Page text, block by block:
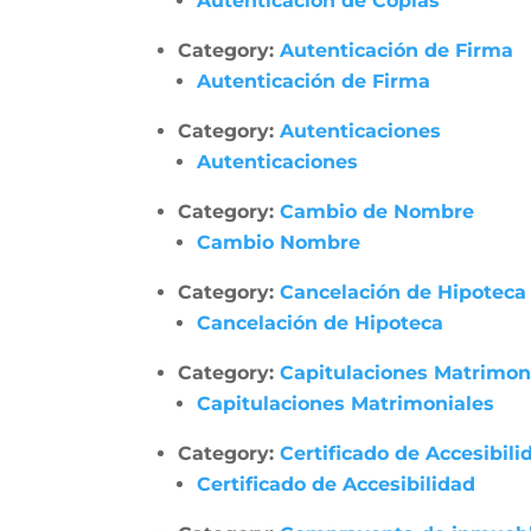
Category:Autenticación de Firma
Autenticación de Firma
Category:Autenticaciones
Autenticaciones
Category:Cambio de Nombre
Cambio Nombre
Category:Cancelación de Hipoteca
Cancelación de Hipoteca
Category:Capitulaciones
Capitulaciones Matrimoniales
Category:Certificado de
Certificado de Accesibilidad